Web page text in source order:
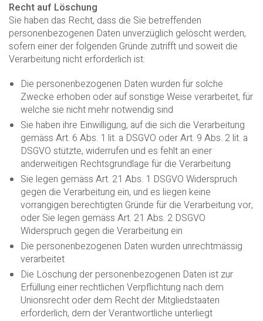
Recht auf Löschung
Sie haben das Recht, dass die Sie betreffenden
personenbezogenen Daten unverzüglich gelöscht werden,
sofern einer der folgenden Gründe zutrifft und soweit die
Verarbeitung nicht erforderlich ist:
Die personenbezogenen Daten wurden für solche
Zwecke erhoben oder auf sonstige Weise verarbeitet, für
welche sie nicht mehr notwendig sind
Sie haben ihre Einwilligung, auf die sich die Verarbeitung
gemäss Art. 6 Abs. 1 lit. a DSGVO oder Art. 9 Abs. 2 lit. a
DSGVO stützte, widerrufen und es fehlt an einer
anderweitigen Rechtsgrundlage für die Verarbeitung
Sie legen gemäss Art. 21 Abs. 1 DSGVO Widerspruch
gegen die Verarbeitung ein, und es liegen keine
vorrangigen berechtigten Gründe für die Verarbeitung vor,
oder Sie legen gemäss Art. 21 Abs. 2 DSGVO
Widerspruch gegen die Verarbeitung ein
Die personenbezogenen Daten wurden unrechtmässig
verarbeitet
Die Löschung der personenbezogenen Daten ist zur
Erfüllung einer rechtlichen Verpflichtung nach dem
Unionsrecht oder dem Recht der Mitgliedstaaten
erforderlich, dem der Verantwortliche unterliegt